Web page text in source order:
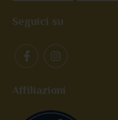
Seguici su
Affiliazioni